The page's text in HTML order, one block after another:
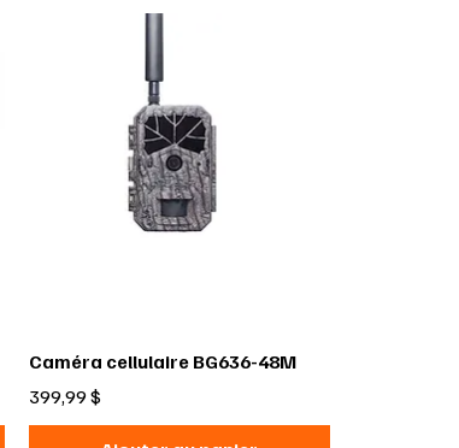
Caméra cellulaire BG636-48M
Prix
399,99 $